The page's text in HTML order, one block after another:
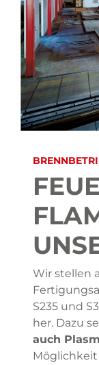
Wir stellen
S235 und
her. Dazu
auch